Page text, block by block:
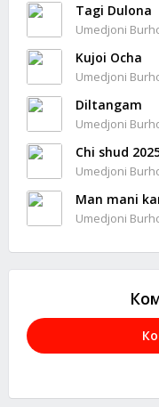
Tagi Dulona
Umedjoni
Kujoi Ocha
Umedjoni
Diltangam
Umedjoni
Chi shud
Umedjoni
Man mani
Umedjoni